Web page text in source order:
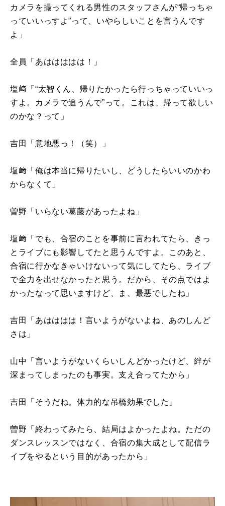
カメラを撮ってくれる男性のスタッフさんが“帰っちゃ
っていいっすよ”って、いやらしいことを言うんです
よ」
全員「あははははは！」
塩﨑「“太智くん、帰りたかったら行っちゃっていいっ
すよ。カメラで追うんで”って。これは、帰って欲しい
のかな？って」
吉田「意地悪っ！（笑）」
塩﨑「俺は本当に帰りたいし、どうしたらいいのかわ
からなくて」
曽野「いらない葛藤があったよね」
塩﨑「でも、合宿のことを事前に言われてたら、きっ
とライブにも影響してたと思うんですよ。このあと、
合宿に行かなきゃいけないって気にしてたら、ライブ
で全力を出せなかったと思う。だから、その点ではよ
かったなって思いますけど、ま、最悪でしたね」
吉田「あはははは！言いようがないよね、あのしんど
さは」
山中「言いようがないくらいしんどかったけど、絆が
深まってしまったのも事実。支え合ってたから」
吉田「そうだね。体力的な吊橋効果でした」
曽野「終わってみたら、結局はよかったよね。ただの
ダンスレッスンではなく、合宿の集大成として配信ラ
イブをやるという目的があったから」